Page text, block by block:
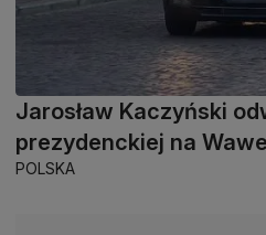
Jarosław Kaczyński
prezydenckiej na
POLSKA